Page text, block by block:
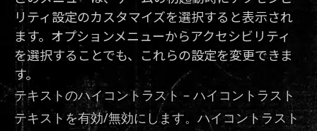
リティ設定のカスタマイズを選択すると表示され
ます。オプションメニューからアクセシビリティ
を選択することでも、これらの設定を変更できま
す。
テキストのハイコントラスト – ハイコントラスト
テキストを有効/無効にします。ハイコントラスト